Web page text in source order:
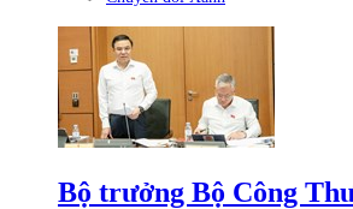
Bộ trưởng Bộ Công